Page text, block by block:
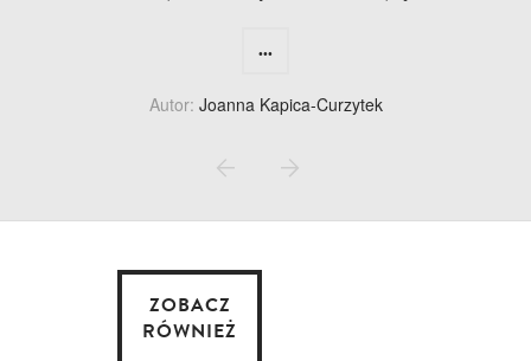
...
Autor: Joanna Kapica-Curzytek
ZOBACZ
RÓWNIEŻ